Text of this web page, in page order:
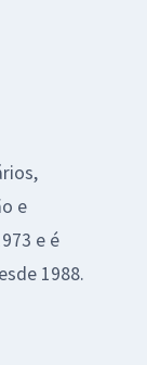
e
e é
1988.